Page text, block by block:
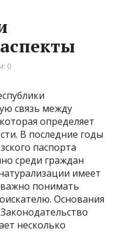
0
связь между
определяет
В последние годы
паспорта
среди граждан
имеет
понимать
Основания
несколько